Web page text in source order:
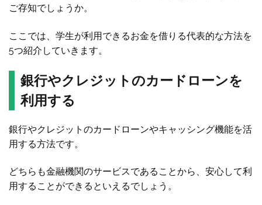
ご存知でしょうか。
ここでは、学生が利用できるお金を借りる代表的な方法を
5つ紹介していきます。
銀行やクレジットのカードローンを
利用する
銀行やクレジットのカードローンやキャッシング機能を活
用する方法です。
どちらも金融機関のサービスであることから、安心して利
用することができるといえるでしょう。